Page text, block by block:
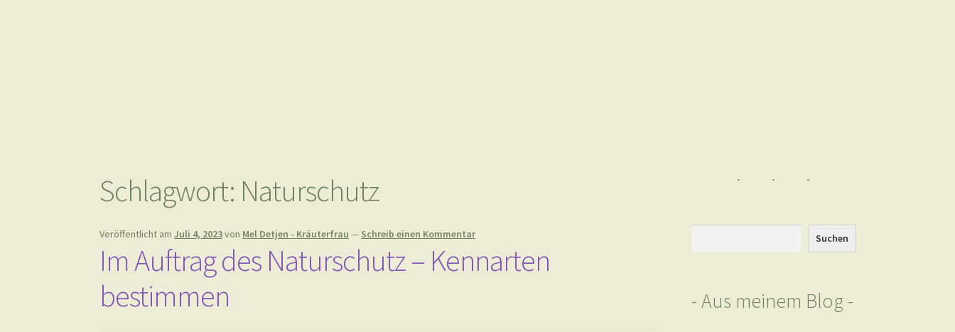
Schlagwort: Naturschutz
Veröffentlicht amJuli 4, 2023von Mel Detjen - Kräuterfrau — Schreib einen Kommentar
Im Auftrag des Naturschutz – Kennarten
bestimmen
Suchen
- Aus meinem Blog -